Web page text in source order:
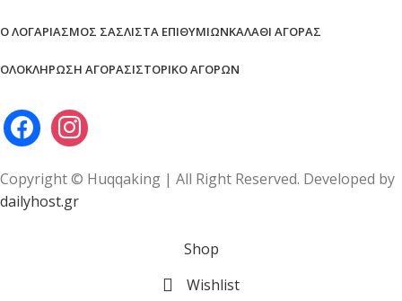
Ο ΛΟΓΑΡΙΑΣΜΌΣ ΣΑΣΛΊΣΤΑ ΕΠΙΘΥΜΙΏΝΚΑΛΆΘΙ ΑΓΟΡΆΣ
ΟΛΟΚΛΉΡΩΣΗ ΑΓΟΡΆΣΙΣΤΟΡΙΚΌ ΑΓΟΡΏΝ
Copyright © Huqqaking | All Right Reserved. Developed by
dailyhost.gr
Shop
Wishlist